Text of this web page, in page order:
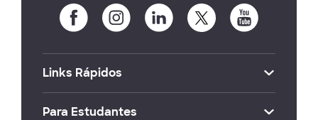
Links Rápidos
Para Estudantes